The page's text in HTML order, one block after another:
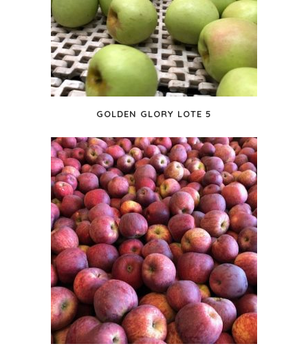
GOLDEN GLORY LOTE 5